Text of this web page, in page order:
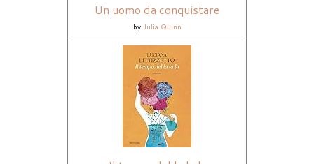
Un uomo da conquistare
by Julia Quinn